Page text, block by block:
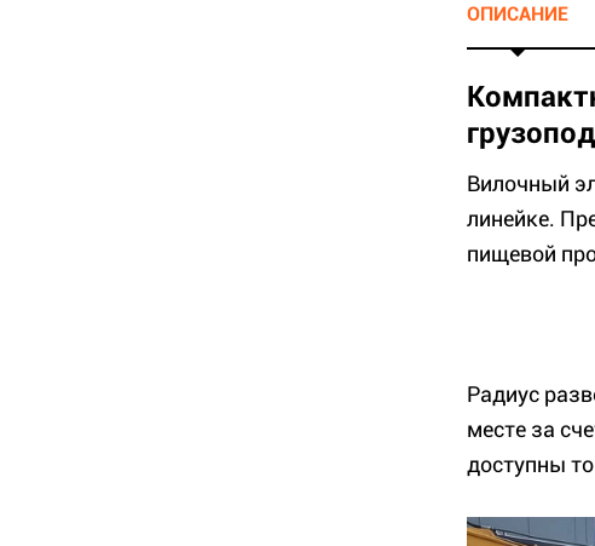
ОПИСАНИЕ
Вилочный
линейке.
пищевой
Радиус
месте за
доступны